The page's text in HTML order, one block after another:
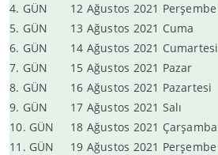
4. GÜN
12 Ağustos 2021 Perşembe
5. GÜN
13 Ağustos 2021 Cuma
6. GÜN
14 Ağustos 2021 Cumartesi
7. GÜN
15 Ağustos 2021 Pazar
8. GÜN
16 Ağustos 2021 Pazartesi
9. GÜN
17 Ağustos 2021 Salı
10. GÜN
18 Ağustos 2021 Çarşamba
11. GÜN
19 Ağustos 2021 Perşembe